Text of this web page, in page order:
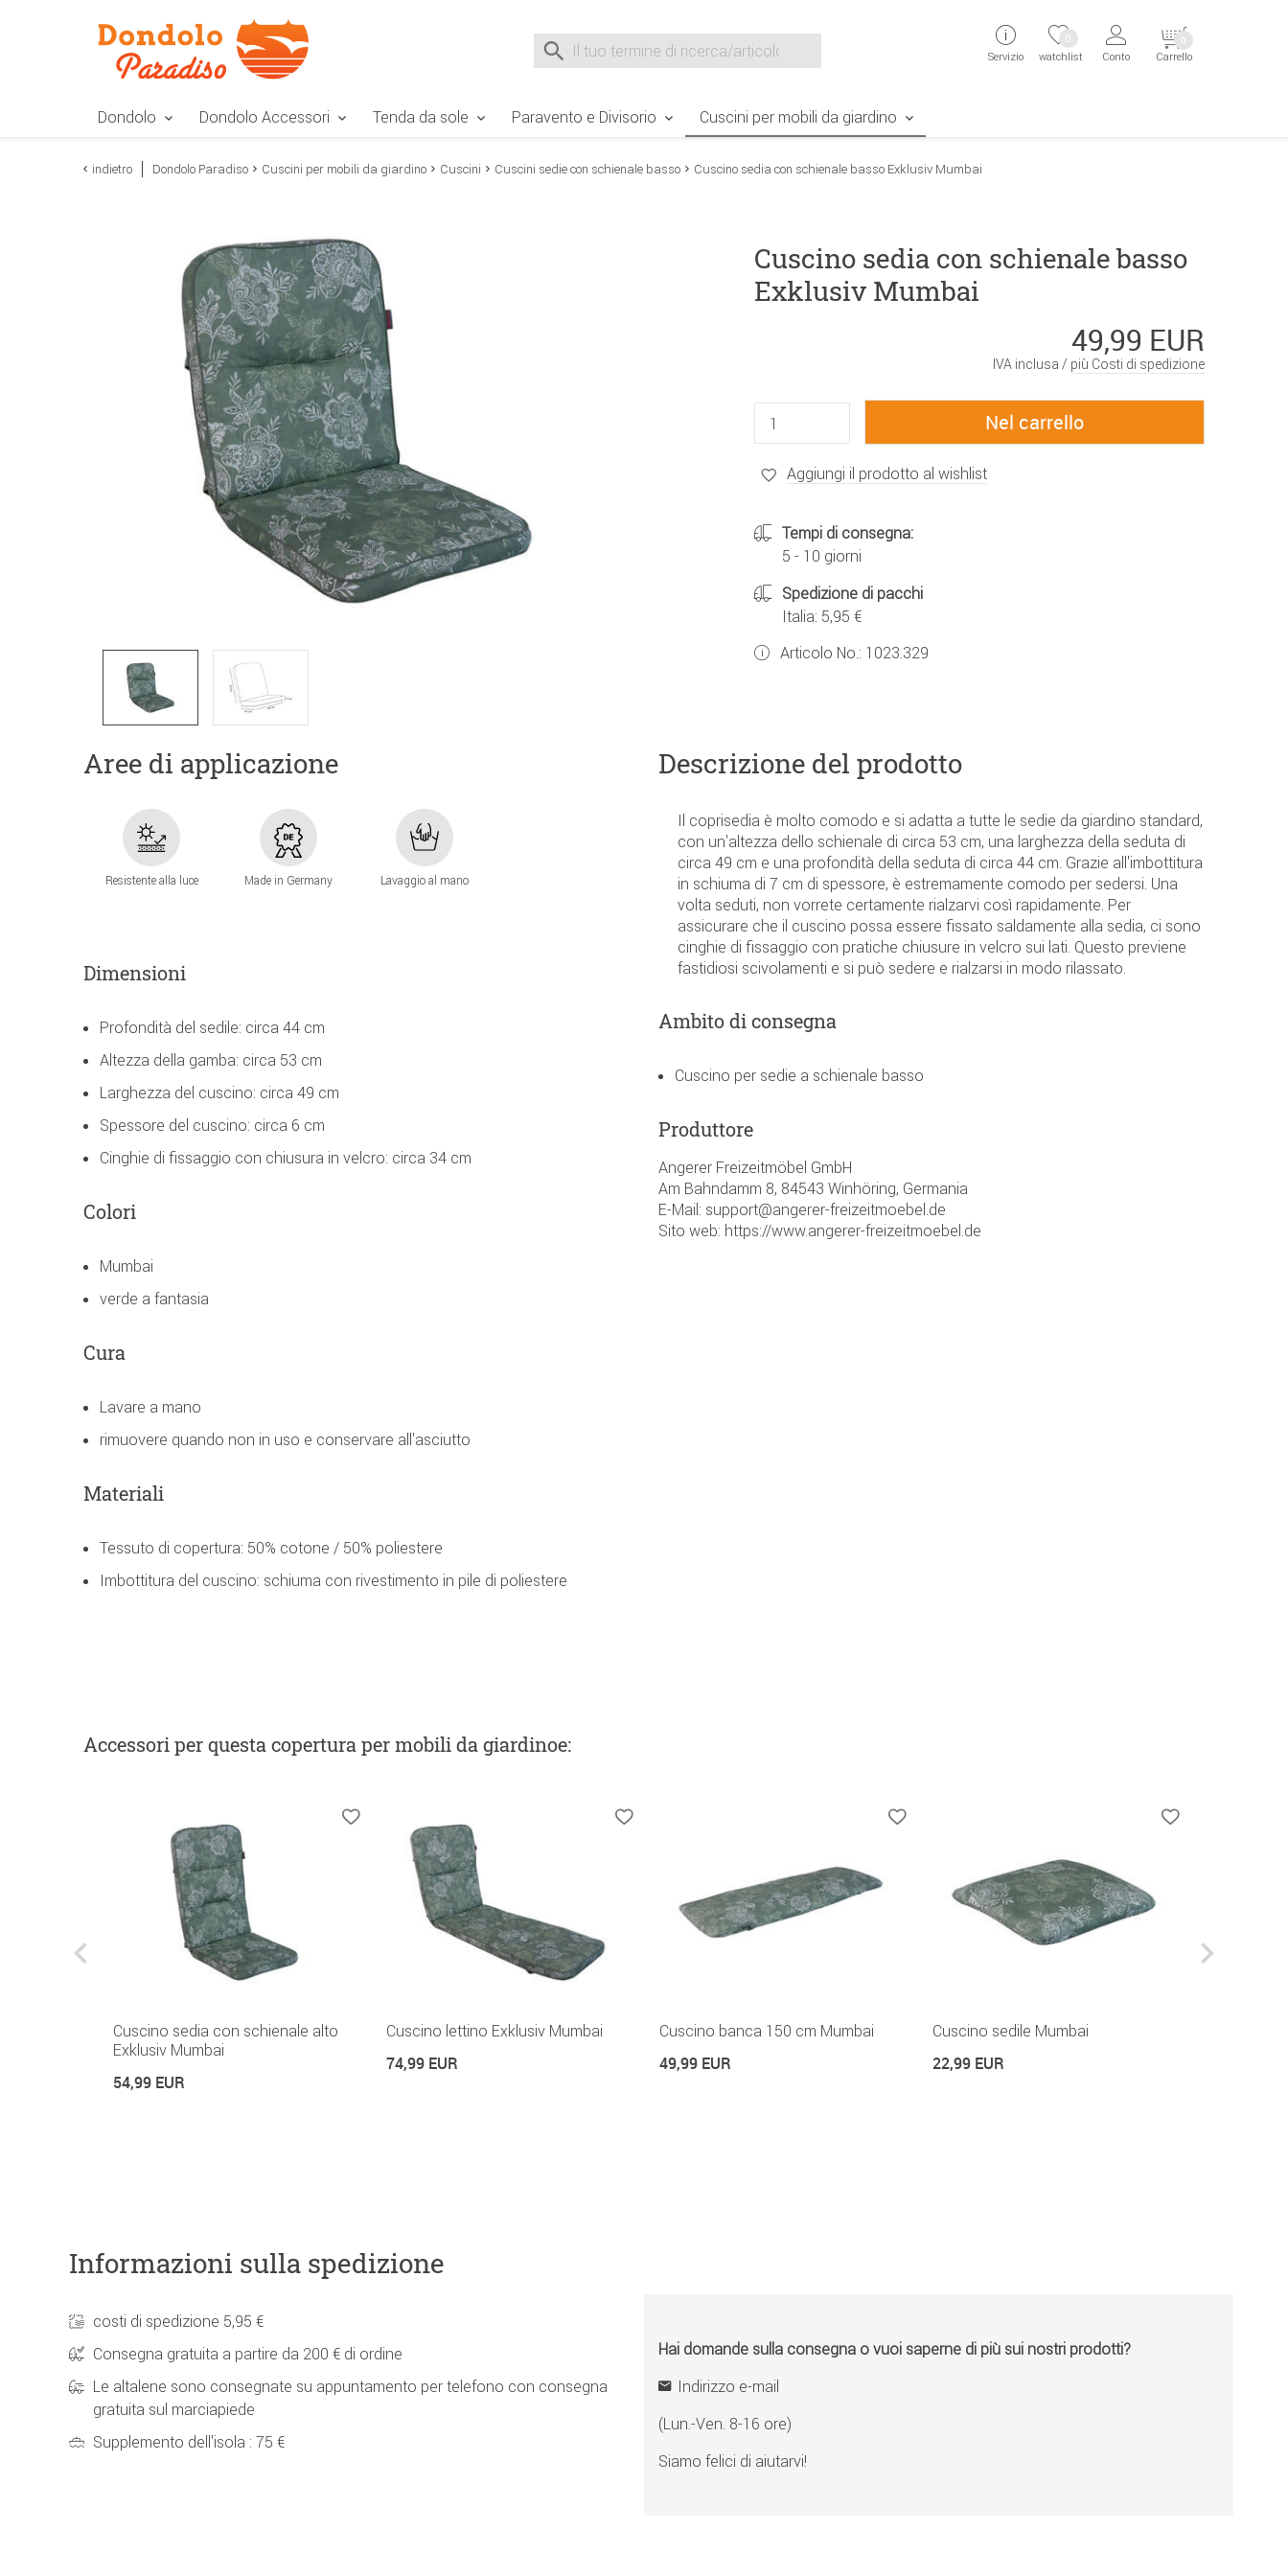
Suche nach
Servizio watchlist
0
Conto Carrello
0
Dondolo Dondolo Accessori Tenda da sole Paravento e Divisorio Cuscini per mobili da giardino
indietro Dondolo Paradiso Cuscini per mobili da giardino Cuscini Cuscini sedie con schienale basso Cuscino sedia con schienale basso Exklusiv Mumbai
Cuscino sedia con schienale basso
Exklusiv Mumbai
49,99 EUR
IVA inclusa / più Costi di spedizione
Aggiungi il prodotto al wishlist
Tempi di consegna:
5 - 10 giorni
Spedizione di pacchi
Italia: 5,95 €
Articolo No.: 1023.329
Aree di applicazione
Resistente alla luce Made in Germany Lavaggio al mano
Dimensioni
Profondità del sedile: circa 44 cm
Altezza della gamba: circa 53 cm
Larghezza del cuscino: circa 49 cm
Spessore del cuscino: circa 6 cm
Cinghie di fissaggio con chiusura in velcro: circa 34 cm
Colori
Mumbai
verde a fantasia
Cura
Lavare a mano
rimuovere quando non in uso e conservare all'asciutto
Materiali
Tessuto di copertura: 50% cotone / 50% poliestere
Imbottitura del cuscino: schiuma con rivestimento in pile di poliestere
Descrizione del prodotto
Il coprisedia è molto comodo e si adatta a tutte le sedie da giardino standard,
con un'altezza dello schienale di circa 53 cm, una larghezza della seduta di
circa 49 cm e una profondità della seduta di circa 44 cm. Grazie all'imbottitura
in schiuma di 7 cm di spessore, è estremamente comodo per sedersi. Una
volta seduti, non vorrete certamente rialzarvi così rapidamente. Per
assicurare che il cuscino possa essere fissato saldamente alla sedia, ci sono
cinghie di fissaggio con pratiche chiusure in velcro sui lati. Questo previene
fastidiosi scivolamenti e si può sedere e rialzarsi in modo rilassato.
Ambito di consegna
Cuscino per sedie a schienale basso
Produttore
Angerer Freizeitmöbel GmbH
Am Bahndamm 8, 84543 Winhöring, Germania
E-Mail: support@angerer-freizeitmoebel.de
Sito web: https://www.angerer-freizeitmoebel.de
Accessoriper questa copertura per mobili da giardinoe:
Cuscino sedia con schienale alto
Exklusiv Mumbai
54,99 EUR
Cuscino lettino Exklusiv Mumbai
74,99 EUR
Cuscino banca 150 cm Mumbai
49,99 EUR
Cuscino sedile Mumbai
22,99 EUR
Informazioni sulla spedizione
costi di spedizione 5,95 €
Consegna gratuita a partire da 200 € di ordine
Le altalene sono consegnate su appuntamento per telefono con consegna
gratuita sul marciapiede
Supplemento dell'isola : 75 €
Hai domande sulla consegna o vuoi saperne di più sui nostri prodotti?
Indirizzo e-mail
(Lun.-Ven. 8-16 ore)
Siamo felici di aiutarvi!